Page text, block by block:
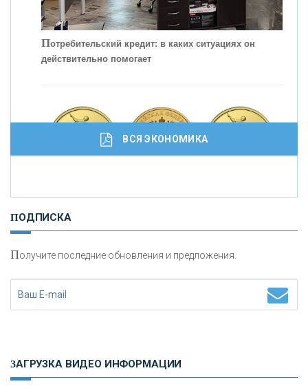
Потребительский кредит: в каких ситуациях он
действительно помогает
И
сохранения и увеличения капитала
ВСЯ ЭКОНОМИКА
ПОДПИСКА
Получите последние обновления и предложения.
ЗАГРУЗКА ВИДЕО ИНФОРМАЦИИ